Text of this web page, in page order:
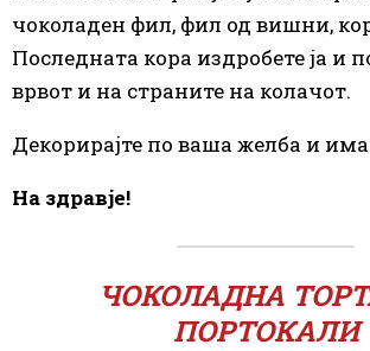
чоколаден фил, фил од вишни,
Последната кора издробете ја и
врвот и на страните на колачот.
Декорирајте по ваша желба и
На здравје!
ЧОКОЛАДНА
ПОРТОКАЛИ